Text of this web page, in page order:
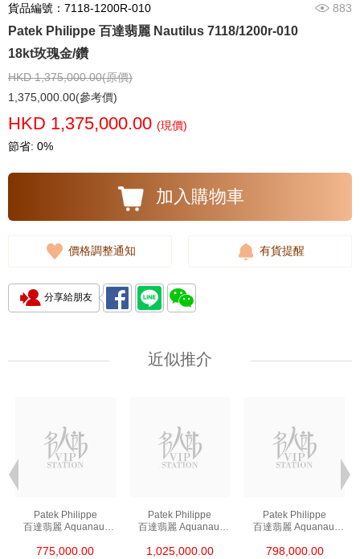
貨品編號：7118-1200R-010 883
Patek Philippe 百達翡麗 Nautilus 7118/1200r-010
18kt玫瑰金/鑽
HKD 1,375,000.00(原價)
1,375,000.00(參考價)
HKD 1,375,000.00 (現價)
節省: 0%
加入購物車
價格調整通知 有貨提醒
分享給朋友
近似推介
Patek Philippe
百達翡麗 Aquanaut
775,000.00
Patek Philippe
百達翡麗 Aquanaut
1,025,000.00
Patek Philippe
百達翡麗 Aquanaut
798,000.00